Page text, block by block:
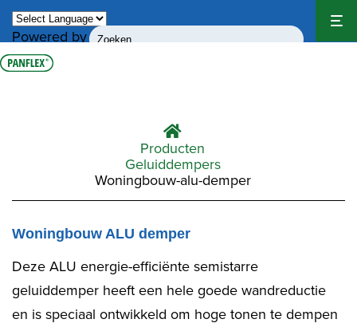
Powered by
Translate
Producten
Geluiddempers
Woningbouw-alu-demper
Woningbouw ALU demper
Deze ALU energie-efficiënte semistarre
geluiddemper heeft een hele goede wandreductie
en is speciaal ontwikkeld om hoge tonen te dempen